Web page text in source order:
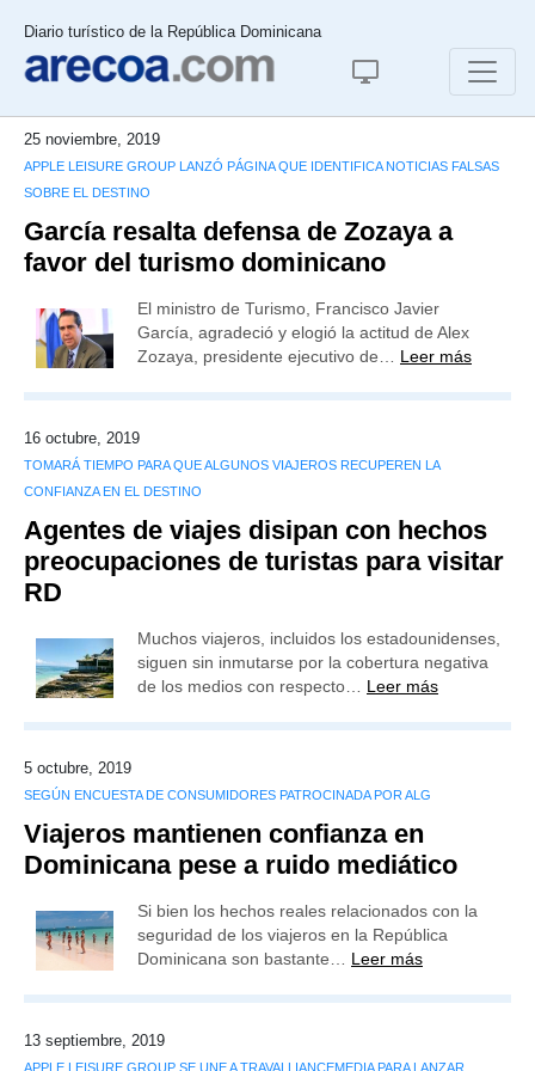
Diario turístico de la República Dominicana
25 noviembre, 2019
APPLE LEISURE GROUP LANZÓ PÁGINA QUE IDENTIFICA NOTICIAS FALSAS
SOBRE EL DESTINO
García resalta defensa de Zozaya a
favor del turismo dominicano
El ministro de Turismo, Francisco Javier
García, agradeció y elogió la actitud de Alex
Zozaya, presidente ejecutivo de… Leer más
16 octubre, 2019
TOMARÁ TIEMPO PARA QUE ALGUNOS VIAJEROS RECUPEREN LA
CONFIANZA EN EL DESTINO
Agentes de viajes disipan con hechos
preocupaciones de turistas para visitar
RD
Muchos viajeros, incluidos los estadounidenses,
siguen sin inmutarse por la cobertura negativa
de los medios con respecto… Leer más
5 octubre, 2019
SEGÚN ENCUESTA DE CONSUMIDORES PATROCINADA POR ALG
Viajeros mantienen confianza en
Dominicana pese a ruido mediático
Si bien los hechos reales relacionados con la
seguridad de los viajeros en la República
Dominicana son bastante… Leer más
13 septiembre, 2019
APPLE LEISURE GROUP SE UNE A TRAVALLIANCEMEDIA PARA LANZAR